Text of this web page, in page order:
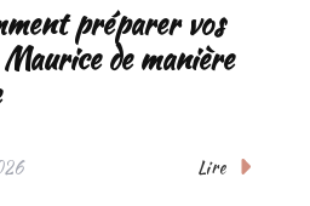
préparer vos
Maurice de manière
Lire